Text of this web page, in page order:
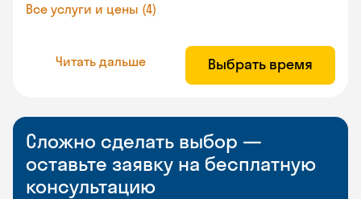
Все услуги и цены (4)
Читать дальше Выбрать время
Сложно сделать выбор —
оставьте заявку на бесплатную
консультацию